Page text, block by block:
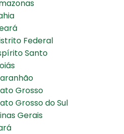
Federal
Santo
Grosso
Grosso do Sul
Gerais